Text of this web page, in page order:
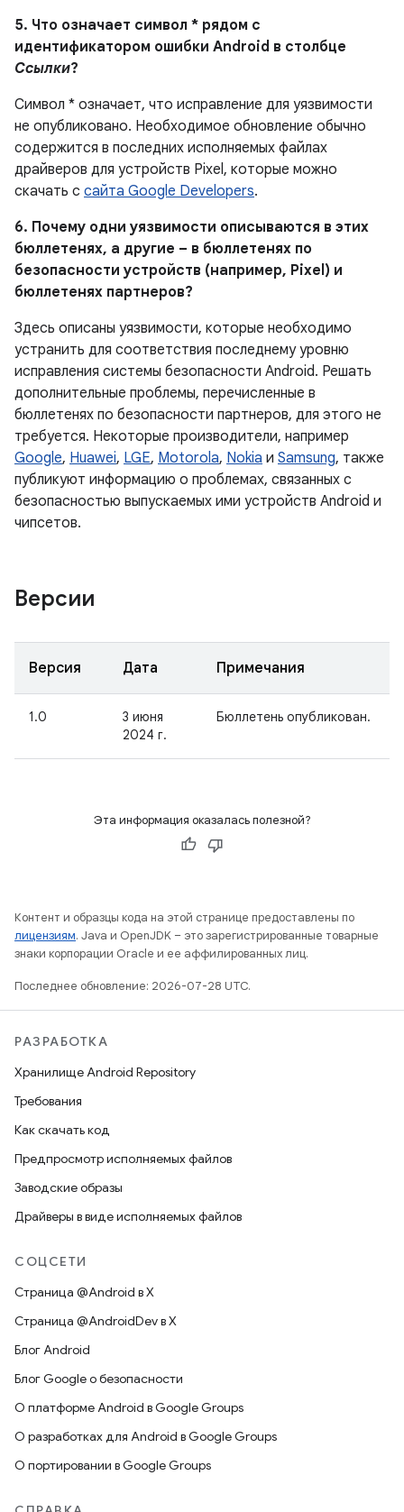
5. Что означает символ * рядом с
идентификатором ошибки Android в столбце
Ссылки?
Символ * означает, что исправление для уязвимости
не опубликовано. Необходимое обновление обычно
содержится в последних исполняемых файлах
драйверов для устройств Pixel, которые можно
скачать с сайта Google Developers.
6. Почему одни уязвимости описываются в этих
бюллетенях, а другие – в бюллетенях по
безопасности устройств (например, Pixel) и
бюллетенях партнеров?
Здесь описаны уязвимости, которые необходимо
устранить для соответствия последнему уровню
исправления системы безопасности Android. Решать
дополнительные проблемы, перечисленные в
бюллетенях по безопасности партнеров, для этого не
требуется. Некоторые производители, например
Google, Huawei, LGE, Motorola, Nokia и Samsung, также
публикуют информацию о проблемах, связанных с
безопасностью выпускаемых ими устройств Android и
чипсетов.
Версии
Версия Дата Примечания
1.0
3 июня
2024 г.
Бюллетень опубликован.
Эта информация оказалась полезной?
Контент и образцы кода на этой странице предоставлены по
лицензиям. Java и OpenJDK – это зарегистрированные товарные
знаки корпорации Oracle и ее аффилированных лиц.
Последнее обновление: 2026-07-28 UTC.
РАЗРАБОТКА
Хранилище Android Repository
Требования
Как скачать код
Предпросмотр исполняемых файлов
Заводские образы
Драйверы в виде исполняемых файлов
СОЦСЕТИ
Страница @Android в X
Страница @AndroidDev в X
Блог Android
Блог Google о безопасности
О платформе Android в Google Groups
О разработках для Android в Google Groups
О портировании в Google Groups